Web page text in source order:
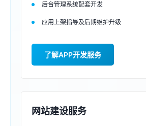
后台管理系统配套开发
应用上架指导及后期维护升级
了解APP开发服务
网站建设服务